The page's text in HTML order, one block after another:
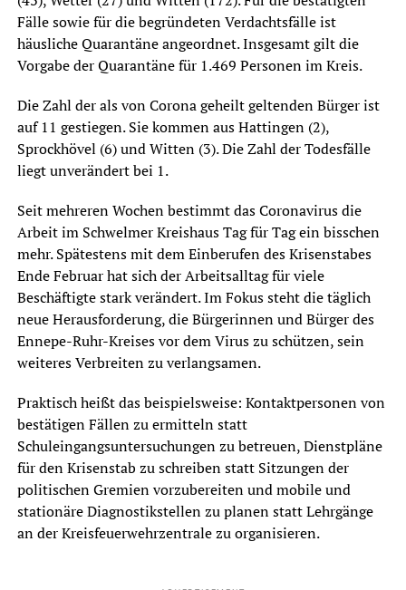
Fälle sowie für die begründeten Verdachtsfälle ist
häusliche Quarantäne angeordnet. Insgesamt gilt die
Vorgabe der Quarantäne für 1.469 Personen im Kreis.
Die Zahl der als von Corona geheilt geltenden Bürger ist
auf 11 gestiegen. Sie kommen aus Hattingen (2),
Sprockhövel (6) und Witten (3). Die Zahl der Todesfälle
liegt unverändert bei 1.
Seit mehreren Wochen bestimmt das Coronavirus die
Arbeit im Schwelmer Kreishaus Tag für Tag ein bisschen
mehr. Spätestens mit dem Einberufen des Krisenstabes
Ende Februar hat sich der Arbeitsalltag für viele
Beschäftigte stark verändert. Im Fokus steht die täglich
neue Herausforderung, die Bürgerinnen und Bürger des
Ennepe-Ruhr-Kreises vor dem Virus zu schützen, sein
weiteres Verbreiten zu verlangsamen.
Praktisch heißt das beispielsweise: Kontaktpersonen von
bestätigen Fällen zu ermitteln statt
Schuleingangsuntersuchungen zu betreuen, Dienstpläne
für den Krisenstab zu schreiben statt Sitzungen der
politischen Gremien vorzubereiten und mobile und
stationäre Diagnostikstellen zu planen statt Lehrgänge
an der Kreisfeuerwehrzentrale zu organisieren.